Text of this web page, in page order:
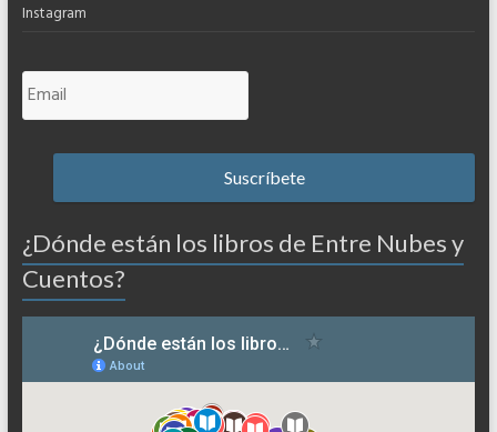
Instagram
¿Dónde están los libros de Entre Nubes y
Cuentos?